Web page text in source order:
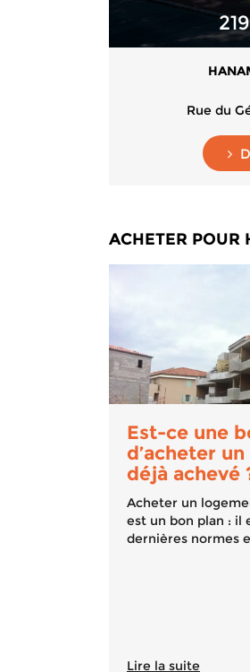
Rue du
ACHETER POUR
Est-ce une
d’acheter
déjà achevé
Acheter un
est un bon plan : il
dernières normes
Lire la suite